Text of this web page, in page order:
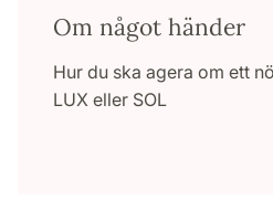
Om något händer
Hur du ska agera om ett
LUX eller SOL